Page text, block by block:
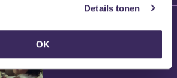
Details tonen
OKWillem’s Blog: Ão